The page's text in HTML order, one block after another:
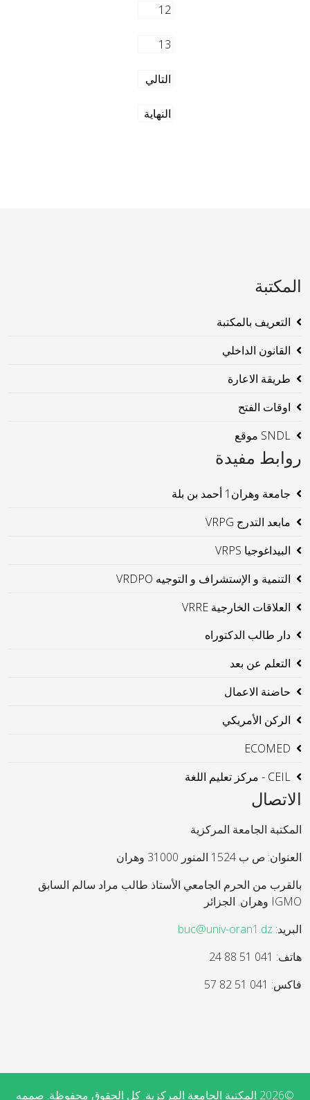
12
13
التالي
النهاية
المكتبة
التعريف بالمكتبة
القانون الداخلي
طريقة الاعارة
اوقات الفتح
SNDL موقع
روابط مفيدة
جامعة وهران1 أحمد بن بلة
مابعد التدرج VRPG
البيداغوجيا VRPS
التنمية و الإستشراف و التوجيه VRDPO
العلاقات الخارجية VRRE
دار طالب الدكتوراه
التعلم عن بعد
حاضنة الاعمال
الركن الأمريكي
ECOMED
CEIL - مركز تعليم اللغة
الاتصال
المكتبة الجامعة المركزية
العنوان: ص ب 1524 المنور 31000 وهران
بالقرب من الحرم الجامعي الأستاذ طالب مراد سالم السابق
IGMO وهران. الجزائر
البريد: buc@univ-oran1.dz
هاتف: 041 51 88 24
فاكس: 041 51 82 57
©2026 المكتبة الجامعة المركزية. كل الحقوق محفوظة. صممه